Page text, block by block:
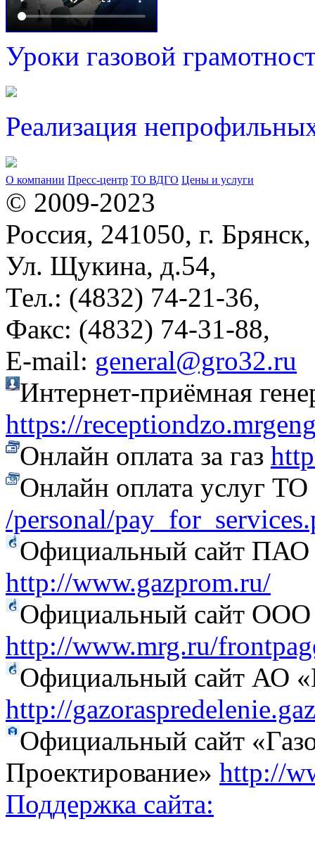
Уроки газовой
Реализация
О компании Пресс-центр ТО ВДГО Цены и услуги
© 2009-2023
Россия, 241050, г. Брянск,
Ул. Щукина, д.54,
Тел.: (4832) 74-21-36,
Факс: (4832) 74-31-88,
Е-mail: general@gro32.ru
Интернет-приёмная
https://
Онлайн оплата за газ
Онлайн оплата услуг
/personal/
Официальный сайт ПАО
http://www.gazprom.ru/
Официальный сайт ООО
http://www.mrg.ru/
Официальный сайт АО
http://
Официальный сайт
Проектирование» http://
Поддержка сайта: